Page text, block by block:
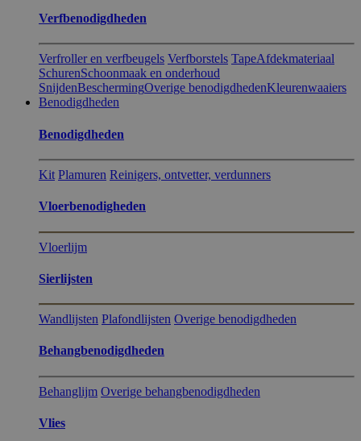
Verfbenodigdheden
Verfroller en verfbeugels Verfborstels TapeAfdekmateriaal
SchurenSchoonmaak en onderhoud
SnijdenBeschermingOverige benodigdhedenKleurenwaaiers
Benodigdheden
Benodigdheden
Kit Plamuren Reinigers, ontvetter, verdunners
Vloerbenodigheden
Vloerlijm
Sierlijsten
Wandlijsten Plafondlijsten Overige benodigdheden
Behangbenodigdheden
Behanglijm Overige behangbenodigdheden
Vlies